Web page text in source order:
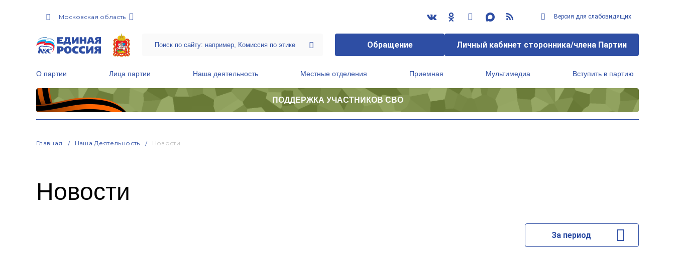
Московская область Версия для слабовидящих
Обращение Личный кабинет сторонника/члена Партии
О партии Лица партии Наша деятельность Местные отделения Приемная Мультимедиа Вступить в партию
ПОДДЕРЖКА УЧАСТНИКОВ СВО
Главная Наша Деятельность Новости
Новости
За период